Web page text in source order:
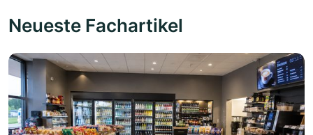
Neueste Fachartikel